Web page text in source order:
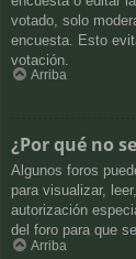
votado, solo
encuesta. Esto
votación.
Arriba
¿Por qué no
Algunos foros
para visualizar,
autorización
del foro para que
Arriba